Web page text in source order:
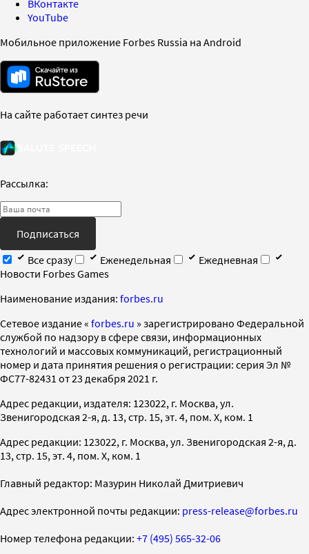
ВКонтакте
YouTube
Мобильное приложение Forbes Russia на Android
На сайте работает синтез речи
Рассылка:
Подписаться
Все сразу
Еженедельная
Ежедневная
Новости Forbes Games
Наименование издания: forbes.ru
Cетевое издание « forbes.ru » зарегистрировано Федеральной
службой по надзору в сфере связи, информационных
технологий и массовых коммуникаций, регистрационный
номер и дата принятия решения о регистрации: серия Эл №
ФС77-82431 от 23 декабря 2021 г.
Адрес редакции, издателя: 123022, г. Москва, ул.
Звенигородская 2-я, д. 13, стр. 15, эт. 4, пом. X, ком. 1
Адрес редакции: 123022, г. Москва, ул. Звенигородская 2-я, д.
13, стр. 15, эт. 4, пом. X, ком. 1
Главный редактор: Мазурин Николай Дмитриевич
Адрес электронной почты редакции: press-release@forbes.ru
Номер телефона редакции: +7 (495) 565-32-06